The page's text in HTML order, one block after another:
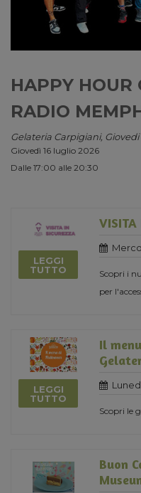
HAPPY HOUR
RADIO
Gelateria Carpigiani,
Giovedì 16 luglio 2026
Dalle 17:00 alle 20:30
LEGGI
TUTTO
VISITA
Scopri i
per
LEGGI
TUTTO
Il
Scopri le
Buon